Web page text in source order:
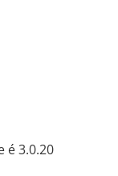
é 3.0.20